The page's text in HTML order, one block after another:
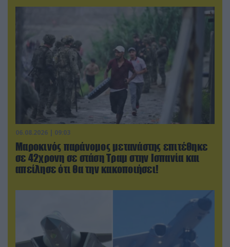
06.08.2026 | 09:03
Μαροκινός παράνομος μετανάστης επιτέθηκε
σε 42χρονη σε στάση Τραμ στην Ισπανία και
απείλησε ότι θα την κακοποιήσει!